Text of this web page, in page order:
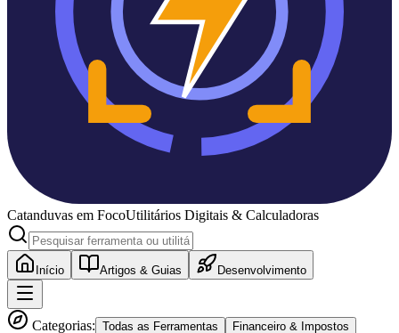
Catanduvas em FocoUtilitários Digitais & Calculadoras
Início Artigos & Guias Desenvolvimento
Categorias: Todas as Ferramentas
Financeiro & Impostos